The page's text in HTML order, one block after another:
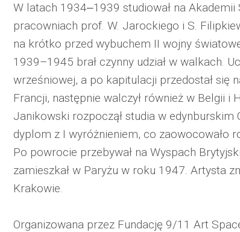
W latach 1934‒1939 studiował na
pracowniach prof. W. Jarockiego i S.
na krótko przed wybuchem II wojny
1939–1945 brał czynny udział w walkach.
wrześniowej, a po kapitulacji przedostał się
Francji, następnie walczył również w Belgii i
Janikowski rozpoczął studia w edynburskim
dyplom z I wyróżnieniem, co zaowocowało
Po powrocie przebywał na Wyspach
zamieszkał w Paryżu w roku 1947. Artysta
Krakowie.
Organizowana przez Fundację 9/11 Art